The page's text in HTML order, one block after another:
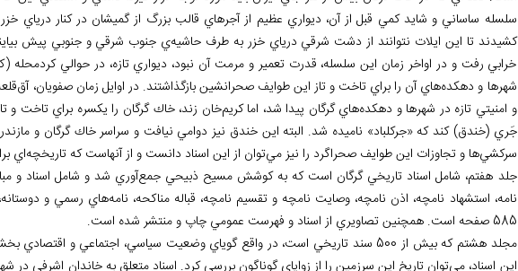
سلسله ساساني و شايد كمي قبل از آن، ديواري عظيم از آجرهاي قالب بزرگ از گميشان در كنار درياي
كشيدند تا اين ايلات نتوانند از دشت شرقي درياي خزر به طرف حاشيهي جنوب شرقي و جنوبي پيش
خرابي رفت و در اواخر زمان اين سلسله، قدرت تعمير و مرمت آن نبود، ديواري تازه، در حوالي
شهرها و دهكدههاي آن را براي تاخت و تاز اين طوايف صحرانشين بازگذاشتند. در اوايل زمان صفويان، آق
و امنيتي تازه در شهرها و دهكدههاي گرگان پيدا شد، اما كريمخان زند، خاك گرگان را يكسره براي تاخت و
جَري (خندق) كند كه «جركلباد» ناميده شد. البته اين خندق نيز دوامي نيافت و سراسر خاك گرگان و
سركشيها و تجاوزات اين طوايف صحراگرد را نيز ميتوان از اين اسناد دانست و از آن‏هاست كه تاريخچهاي
جلد هفتم، شامل اسناد تاريخي گرگان است كه به كوشش مسيح ذبيحي جمعآوري شد و شامل اسناد و
نامه، استشهاد نامچه، اذن نامچه، وصايت نامچه و تقسيم نامچه، قباله مناكحه، نامههاي رسمي و
585 صفحه است. همچنين تصاويري از اسناد و فهرست عمومي چاپ و منتشر شده است.
مجلد هشتم كه بیش از 500 سند تاريخي است، در واقع گوياي وضعیت سياسي، اجتماعي و اقتصادي بخشي از سرزمين ايران است كه در سايه
اين اسناد، ميتوان تاريخ اين سرزمين را از زواياي گوناگون بررسي كرد. اسناد متعلق به خاندان اشرفي در